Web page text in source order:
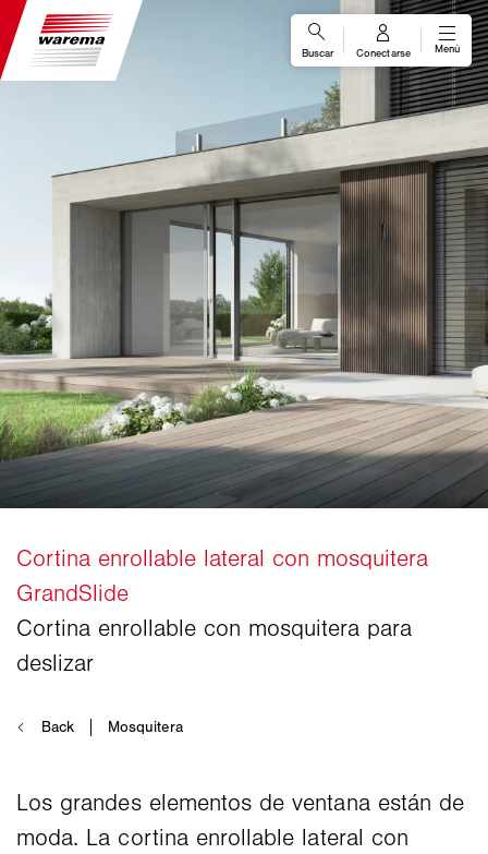
Los grandes elementos de ventana están de
moda. La cortina enrollable lateral con